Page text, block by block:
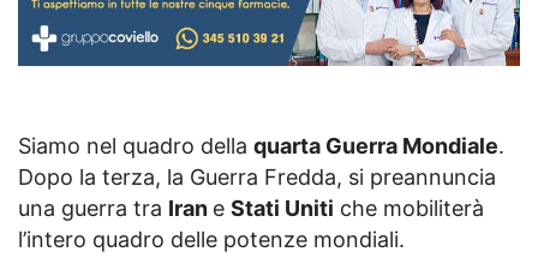
Siamo nel quadro della quarta Guerra Mondiale.
Dopo la terza, la Guerra Fredda, si preannuncia
una guerra tra Iran e Stati Uniti che mobiliterà
l’intero quadro delle potenze mondiali.